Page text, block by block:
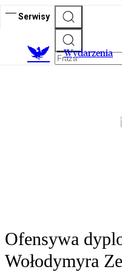
Serwisy
Wydarzenia
Ofensywa
Wołodymyra